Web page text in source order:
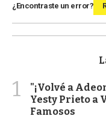
¿Encontraste un error?
1
"¡Volvé a
Yesty Prieto a
Famosos